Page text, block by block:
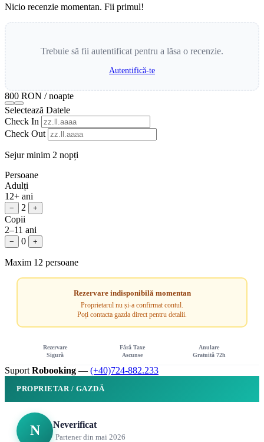
Nicio recenzie momentan. Fii primul!
Trebuie să fii autentificat pentru a lăsa o recenzie.
Autentifică-te
800 RON / noapte
Selectează Datele
Check In
Check Out
Sejur minim 2 nopți
Persoane
Adulți
12+ ani
− 2 +
Copii
2–11 ani
− 0 +
Maxim 12 persoane
Rezervare indisponibilă momentan
Proprietarul nu și-a confirmat contul.
Poți contacta gazda direct pentru detalii.
Rezervare
Sigură
Fără Taxe
Ascunse
Anulare
Gratuită 72h
Suport Robooking — (+40)724-882.233
PROPRIETAR / GAZDĂ
N Neverificat
Partener din mai 2026